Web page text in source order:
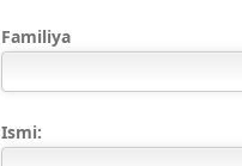
Familiya
Ismi: